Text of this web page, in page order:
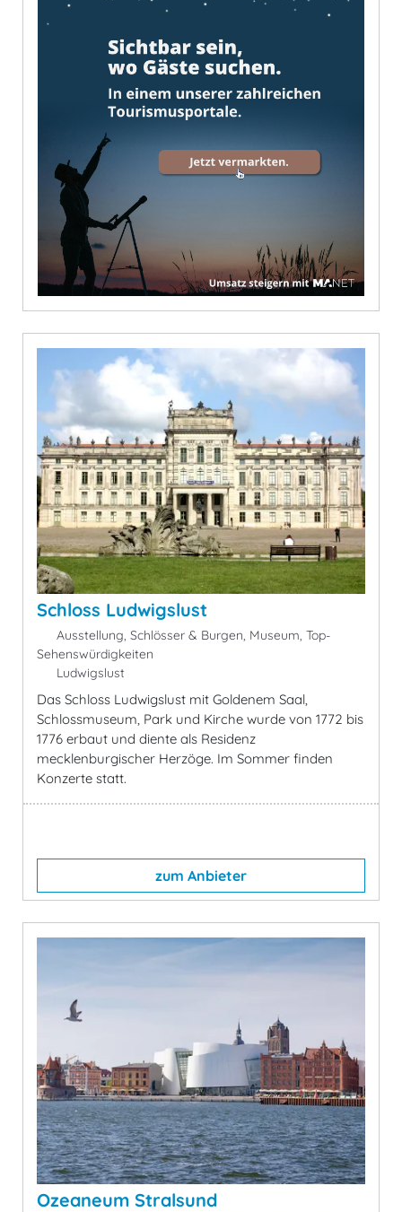
Schloss Ludwigslust
Ausstellung, Schlösser & Burgen, Museum, Top-
Sehenswürdigkeiten
Ludwigslust
Das Schloss Ludwigslust mit Goldenem Saal,
Schlossmuseum, Park und Kirche wurde von 1772 bis
1776 erbaut und diente als Residenz
mecklenburgischer Herzöge. Im Sommer finden
Konzerte statt.
zum Anbieter
Ozeaneum Stralsund